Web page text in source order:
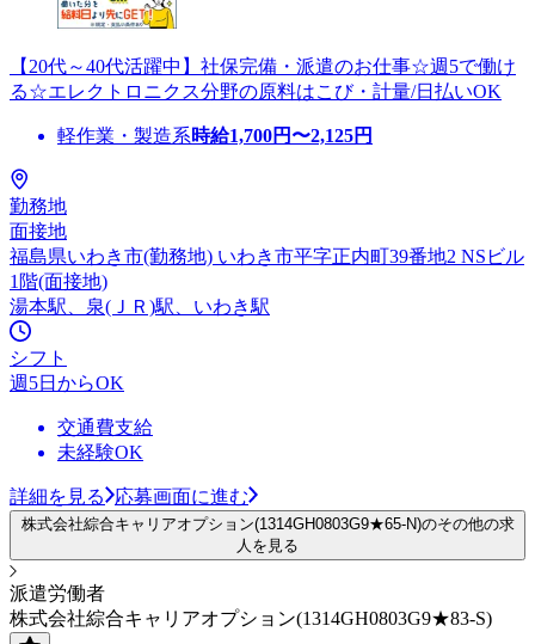
【20代～40代活躍中】社保完備・派遣のお仕事☆週5で働け
る☆エレクトロニクス分野の原料はこび・計量/日払いOK
軽作業・製造系時給1,700円〜2,125円
勤務地
面接地
福島県いわき市(勤務地) いわき市平字正内町39番地2 NSビル
1階(面接地)
湯本駅、泉(ＪＲ)駅、いわき駅
シフト
週5日からOK
交通費支給
未経験OK
詳細を見る 応募画面に進む
株式会社綜合キャリアオプション(1314GH0803G9★65-N)のその他の求
人を見る
派遣労働者
株式会社綜合キャリアオプション(1314GH0803G9★83-S)